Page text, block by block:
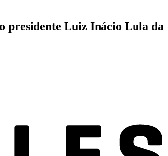
presidente Luiz Inácio Lula da